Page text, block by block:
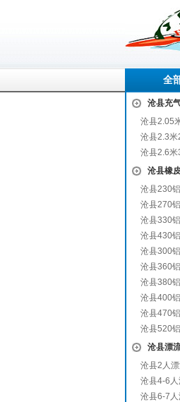
全
沧县充
沧县2.05
沧县2.3米
沧县2.6米
沧县橡
沧县230
沧县270
沧县330
沧县430
沧县300
沧县360
沧县380
沧县400
沧县470
沧县520
沧县漂
沧县2人
沧县4-6
沧县6-7
双台子 商洛